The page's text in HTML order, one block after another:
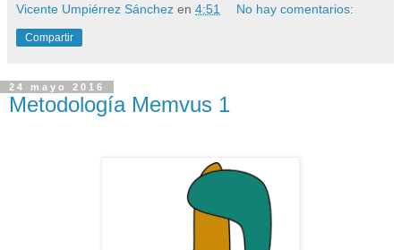
Vicente Umpiérrez Sánchez en 4:51 No hay comentarios:
Compartir
24 mayo 2016
Metodología Memvus 1